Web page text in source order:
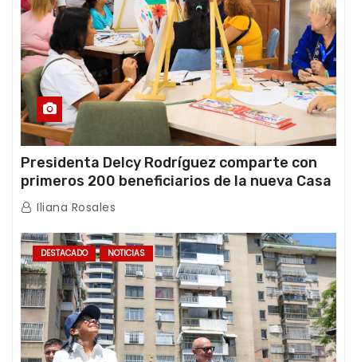
Presidenta Delcy Rodríguez comparte con
primeros 200 beneficiarios de la nueva Casa
de los Abuelos “La Primavera” en Caracas
Iliana Rosales
DESTACADO NOTICIAS